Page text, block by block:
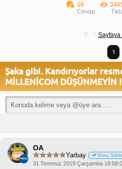
16
Cevap
Sayfaya
1
Şaka gibi. Kandırıyorlar
MİLLENİCOM DÜŞÜNMEYİN
OA
Yarbay Konu
31 Temmuz 2019 Çarşamba